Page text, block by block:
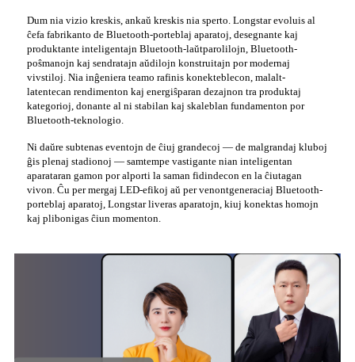
Dum nia vizio kreskis, ankaŭ kreskis nia sperto. Longstar evoluis al
ĉefa fabrikanto de Bluetooth-porteblaj aparatoj, desegnante kaj
produktante inteligentajn Bluetooth-laŭtparolilojn, Bluetooth-
poŝmanojn kaj sendratajn aŭdilojn konstruitajn por modernaj
vivstiloj. Nia inĝeniera teamo rafinis konekteblecon, malalt-
latentecan rendimenton kaj energiŝparan dezajnon tra produktaj
kategorioj, donante al ni stabilan kaj skaleblan fundamenton por
Bluetooth-teknologio.
Ni daŭre subtenas eventojn de ĉiuj grandecoj — de malgrandaj kluboj
ĝis plenaj stadionoj — samtempe vastigante nian inteligentan
aparataran gamon por alporti la saman fidindecon en la ĉiutagan
vivon. Ĉu per mergaj LED-efikoj aŭ per venontgeneraciaj Bluetooth-
porteblaj aparatoj, Longstar liveras aparatojn, kiuj konektas homojn
kaj plibonigas ĉiun momenton.